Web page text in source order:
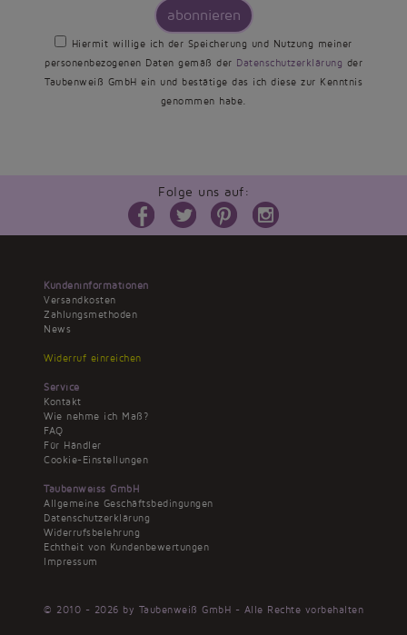
abonnieren
Hiermit willige ich der Speicherung und Nutzung meiner
personenbezogenen Daten gemäß der Datenschutzerklärung der
Taubenweiß GmbH ein und bestätige das ich diese zur Kenntnis
genommen habe.
Folge uns auf:
Kundeninformationen
Versandkosten
Zahlungsmethoden
News
Widerruf einreichen
Service
Kontakt
Wie nehme ich Maß?
FAQ
Für Händler
Cookie-Einstellungen
Taubenweiss GmbH
Allgemeine Geschäftsbedingungen
Datenschutzerklärung
Widerrufsbelehrung
Echtheit von Kundenbewertungen
Impressum
© 2010 - 2026 by Taubenweiß GmbH - Alle Rechte vorbehalten